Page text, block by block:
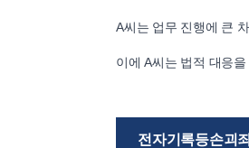
A씨는 업무 진행에 큰
이에 A씨는 법적 대응
전자기록등손괴